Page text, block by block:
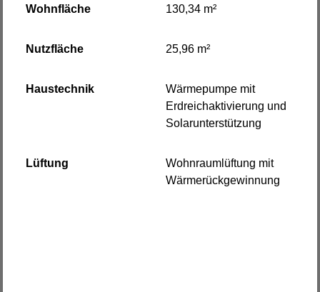
Wohnfläche 130,34 m²
Nutzfläche 25,96 m²
Haustechnik
Wärmepumpe mit
Erdreichaktivierung und
Solarunterstützung
Lüftung
Wohnraumlüftung mit
Wärmerückgewinnung